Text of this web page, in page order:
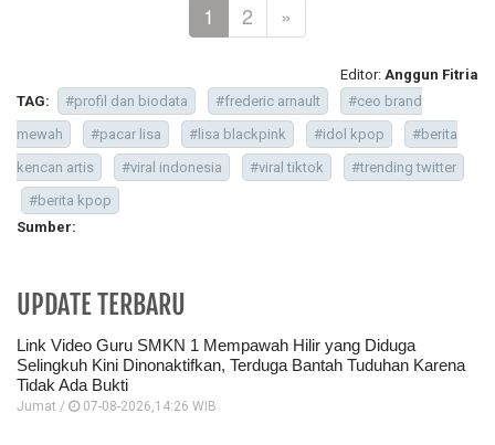
1 2 »
Editor: Anggun Fitria
TAG:
#profil dan biodata #frederic arnault
#ceo brand
mewah
#pacar lisa #lisa blackpink #idol kpop
#berita
kencan artis
#viral indonesia #viral tiktok
#trending twitter
#berita kpop
Sumber:
UPDATE TERBARU
Link Video Guru SMKN 1 Mempawah Hilir yang Diduga
Selingkuh Kini Dinonaktifkan, Terduga Bantah Tuduhan Karena
Tidak Ada Bukti
Jumat / 07-08-2026,14:26 WIB